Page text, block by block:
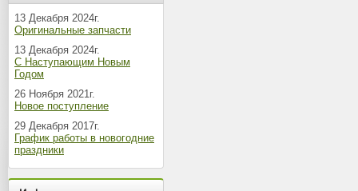
13 Декабря 2024г.
Оригинальные запчасти
13 Декабря 2024г.
С Наступающим Новым
Годом
26 Ноября 2021г.
Новое поступление
29 Декабря 2017г.
График работы в новогодние
праздники